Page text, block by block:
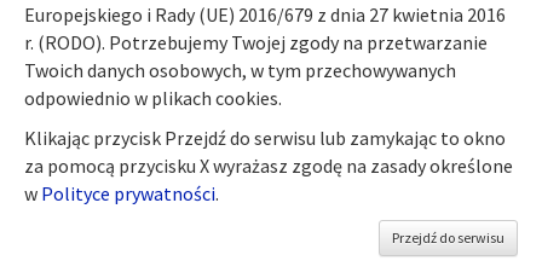
Publikace
Odkazy
Kontakty
Europejskiego i Rady (UE) 2016/679 z dnia 27 kwietnia 2016
r. (RODO). Potrzebujemy Twojej zgody na przetwarzanie
Twoich danych osobowych, w tym przechowywanych
odpowiednio w plikach cookies.
Klikając przycisk Przejdź do serwisu lub zamykając to okno
za pomocą przycisku X wyrażasz zgodę na zasady określone
w Polityce prywatności.
Przejdź do serwisu